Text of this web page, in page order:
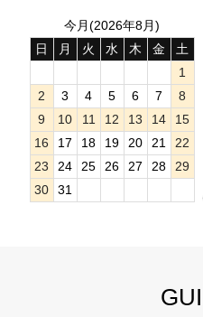
今月(2026年8月)
日
月 火 水 木 金
土
1
2
3 4 5 6 7
8
9
10 11 12 13 14
15
16
17 18 19 20 21
22
23
24 25 26 27 28
29
30
31